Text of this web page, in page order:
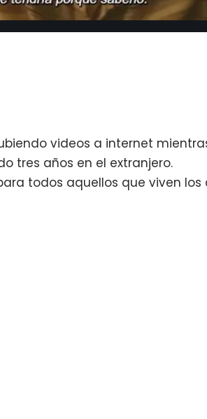
videos a internet
tres años en el extranjero.
todos aquellos que viven